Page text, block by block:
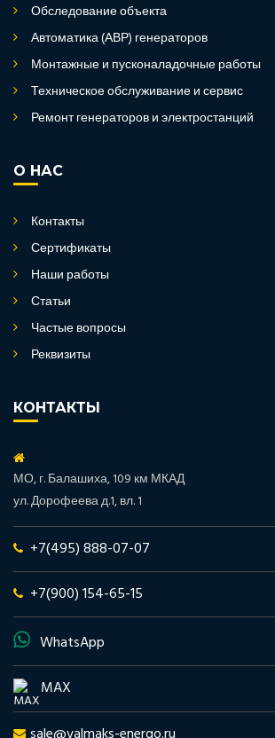
Обследование объекта
Автоматика (АВР) генераторов
Монтажные и пусконаладочные работы
Техническое обслуживание и сервис
Ремонт генераторов и электростанций
О НАС
Контакты
Сертификаты
Наши работы
Статьи
Частые вопросы
Реквизиты
КОНТАКТЫ
МО, г. Балашиха, 109 км МКАД
ул. Дорофеева д.1, вл. 1
+7(495) 888-07-07
+7(900) 154-65-15
WhatsApp
MAX